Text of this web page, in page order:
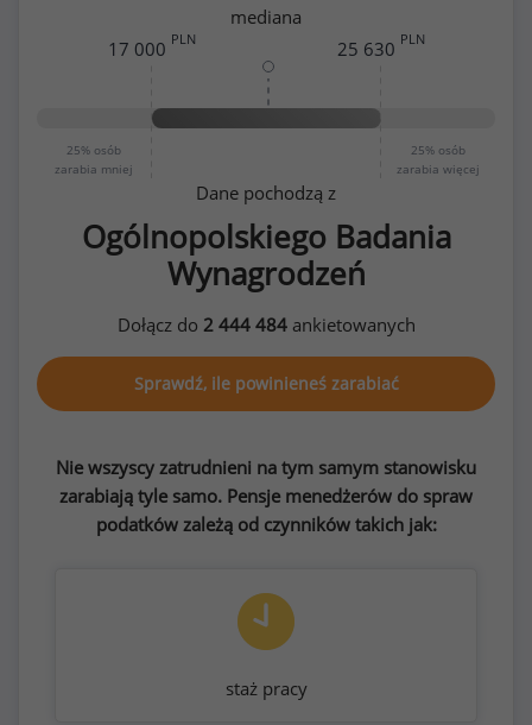
mediana
25% osób
zarabia mniej
25% osób
zarabia więcej
17 000 PLN 25 630 PLN
Dane pochodzą z
Ogólnopolskiego Badania
Wynagrodzeń
Dołącz do 2 444 484ankietowanych
Sprawdź, ile powinieneś zarabiać
Nie wszyscy zatrudnieni na tym samym stanowisku
zarabiają tyle samo. Pensje menedżerów do spraw
podatków zależą od czynników takich jak:
staż pracy